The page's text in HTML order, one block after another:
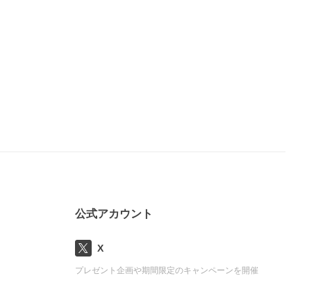
公式アカウント
X
プレゼント企画や期間限定のキャンペーンを開催